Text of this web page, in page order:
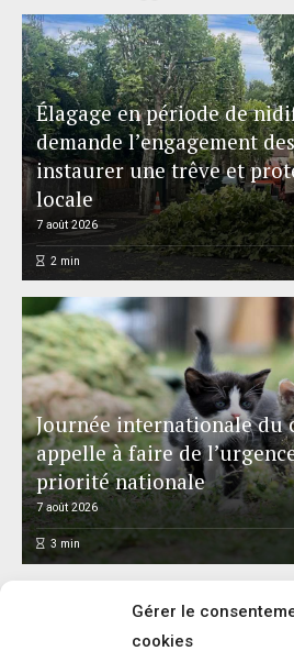
Gérer le
cookies
Élagage en période de
demande l’engagement
instaurer une trêve et
locale
7 août 2026
2 min
Journée internationale du
appelle à faire de
priorité nationale
7 août 2026
3 min